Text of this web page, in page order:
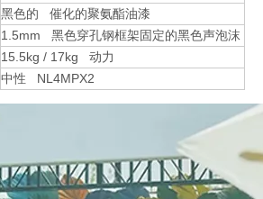
黑色的 催化的聚氨酯油漆
1.5mm 黑色穿孔钢框架固定的黑色声泡沫
15.5kg / 17kg 动力
中性 NL4MPX2